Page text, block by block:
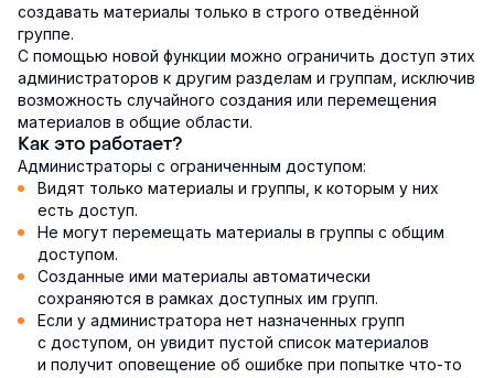
создавать материалы только в строго отведённой
группе.
С помощью новой функции можно ограничить доступ этих
администраторов к другим разделам и группам, исключив
возможность случайного создания или перемещения
материалов в общие области.
Как это работает?
Администраторы с ограниченным доступом:
Видят только материалы и группы, к которым у них
есть доступ.
Не могут перемещать материалы в группы с общим
доступом.
Созданные ими материалы автоматически
сохраняются в рамках доступных им групп.
Если у администратора нет назначенных групп
с доступом, он увидит пустой список материалов
и получит оповещение об ошибке при попытке что-то